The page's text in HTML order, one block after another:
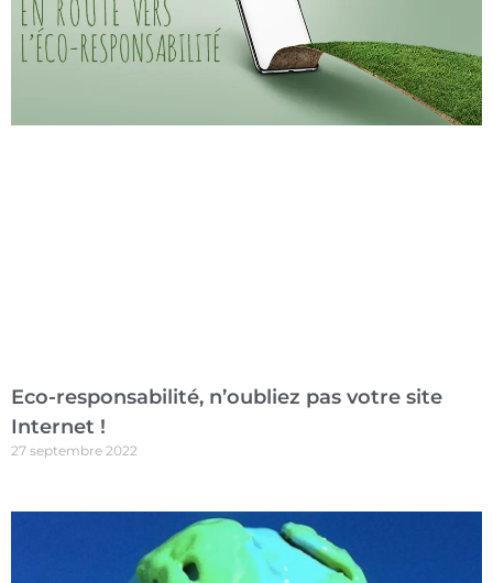
Eco-responsabilité, n’oubliez pas votre site
Internet !
27 septembre 2022